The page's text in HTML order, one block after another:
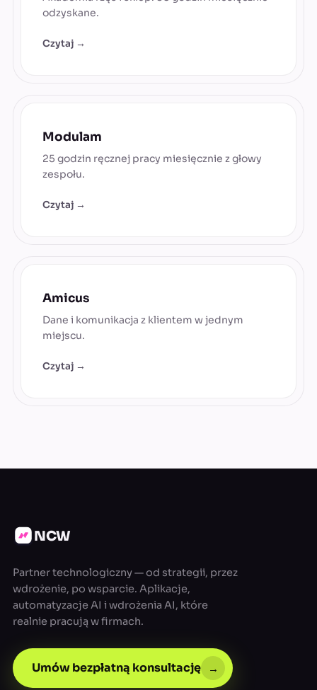
odzyskane.
Czytaj →
Modulam
25 godzin ręcznej pracy miesięcznie z głowy
zespołu.
Czytaj →
Amicus
Dane i komunikacja z klientem w jednym
miejscu.
Czytaj →
NCW
Partner technologiczny — od strategii, przez
wdrożenie, po wsparcie. Aplikacje,
automatyzacje AI i wdrożenia AI, które
realnie pracują w firmach.
Umów bezpłatną konsultację →